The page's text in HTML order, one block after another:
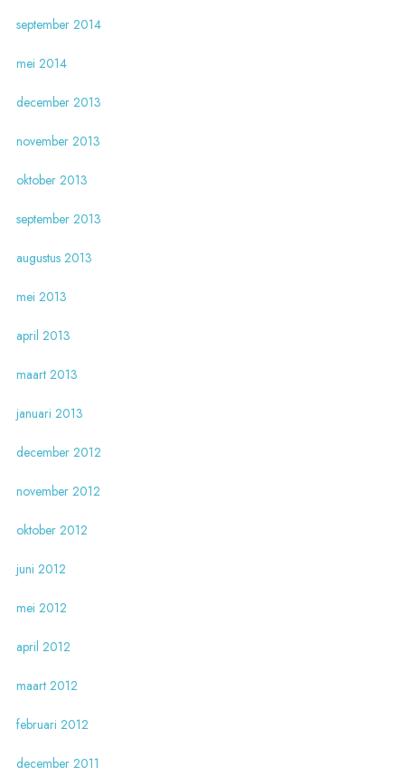
september 2014
mei 2014
december 2013
november 2013
oktober 2013
september 2013
augustus 2013
mei 2013
april 2013
maart 2013
januari 2013
december 2012
november 2012
oktober 2012
juni 2012
mei 2012
april 2012
maart 2012
februari 2012
december 2011